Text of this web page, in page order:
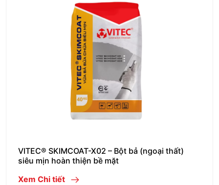
VITEC® SKIMCOAT-X02 – Bột bả (ngoại thất)
siêu mịn hoàn thiện bề mặt
Xem Chi tiết